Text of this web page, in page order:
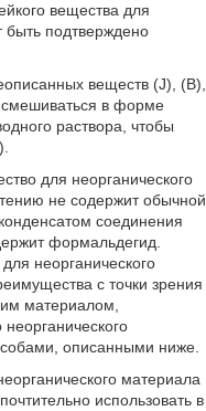
вещества для
быть подтверждено
веществ (J), (B),
смешиваться в форме
раствора, чтобы
для неорганического
не содержит обычной
соединения
формальдегид.
неорганического
с точки зрения
материалом,
неорганического
описанными ниже.
материала
использовать в